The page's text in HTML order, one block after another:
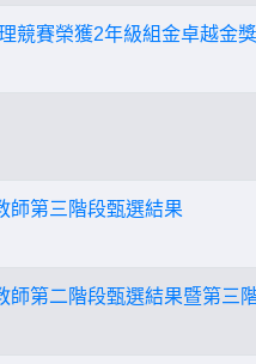
競賽榮獲2年級組金卓越金
師第三階段甄選結果
第二階段甄選結果暨第三